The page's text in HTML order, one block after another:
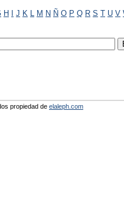
H I J K L M N Ñ O P Q R S T U V
propiedad de elaleph.com